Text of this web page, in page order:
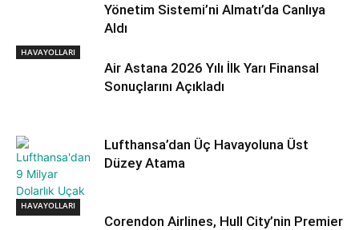
Yönetim Sistemi’ni Almatı’da Canlıya
Aldı
HAVAYOLLARI
Air Astana 2026 Yılı İlk Yarı Finansal
Sonuçlarını Açıkladı
HAVAYOLLARI
Lufthansa’dan Üç Havayoluna Üst
Düzey Atama
HAVAYOLLARI
Corendon Airlines, Hull City’nin Premier